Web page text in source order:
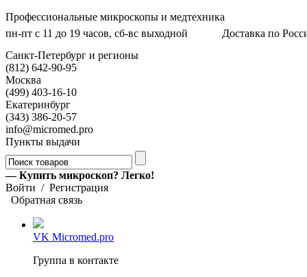
Профессиональные микроскопы и медтехника
пн-пт с 11 до 19 часов, сб-вс выходной
Доставка по
Санкт-Петербург и регионы
(812) 642-90-95
Москва
(499) 403-16-10
Екатеринбург
(343) 386-20-57
info@micromed.pro
Пункты выдачи
— Купить микроскоп? Легко!
Войти / Регистрация
Обратная связь
VK Micromed.pro
Группа в контакте